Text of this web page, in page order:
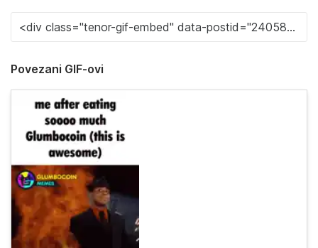
Povezani GIF-ovi